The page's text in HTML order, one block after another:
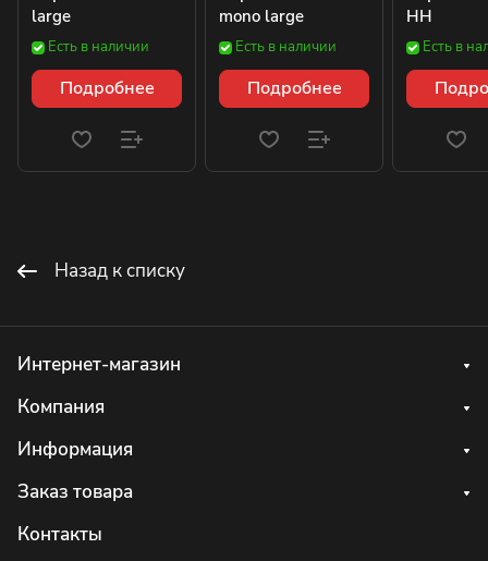
large
Есть в наличии
Подробнее
mono large
Есть в наличии
Подробнее
HH
Есть в
Назад к списку
Интернет-магазин
Компания
Информация
Заказ товара
Контакты